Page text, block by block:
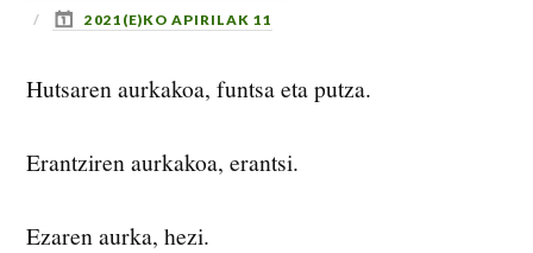
2021(E)KO APIRILAK 11
Hutsaren aurkakoa, funtsa eta putza.
Erantziren aurkakoa, erantsi.
Ezaren aurka, hezi.